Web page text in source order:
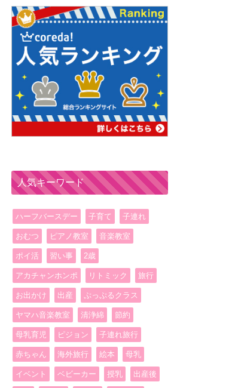
人気キーワード
ハーフバースデー 子育て 子連れ
おむつ ピアノ教室 音楽教室
ポイ活 習い事 2歳
アカチャンホンポ リトミック 旅行
お出かけ 出産 ぷっぷるクラス
ヤマハ音楽教室 清浄綿 節約
母乳育児 ピジョン 子連れ旅行
赤ちゃん 海外旅行 絵本 母乳
イベント ベビーカー 授乳 出産後